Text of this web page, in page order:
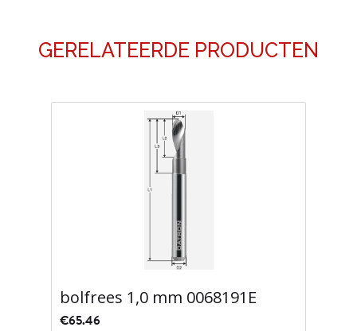
GERELATEERDE PRODUCTEN
bolfrees 1,0 mm 0068191E
€65.46